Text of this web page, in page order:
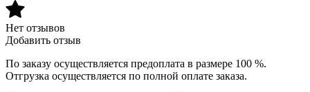
Нет отзывов
Добавить отзыв
По заказу осуществляется предоплата в размере 100 %.
Отгрузка осуществляется по полной оплате заказа.